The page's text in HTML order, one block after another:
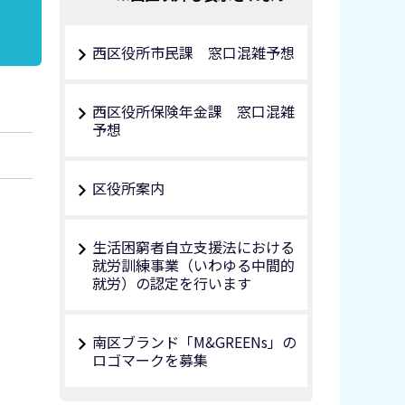
西区役所市民課 窓口混雑予想
西区役所保険年金課 窓口混雑
予想
区役所案内
生活困窮者自立支援法における
就労訓練事業（いわゆる中間的
就労）の認定を行います
南区ブランド「M&GREENs」の
ロゴマークを募集